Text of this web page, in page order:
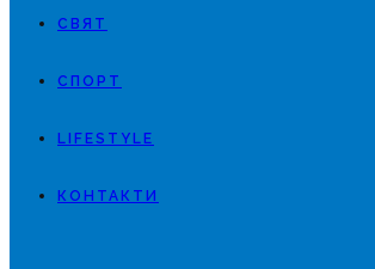
СВЯТ
СПОРТ
LIFESTYLE
КОНТАКТИ